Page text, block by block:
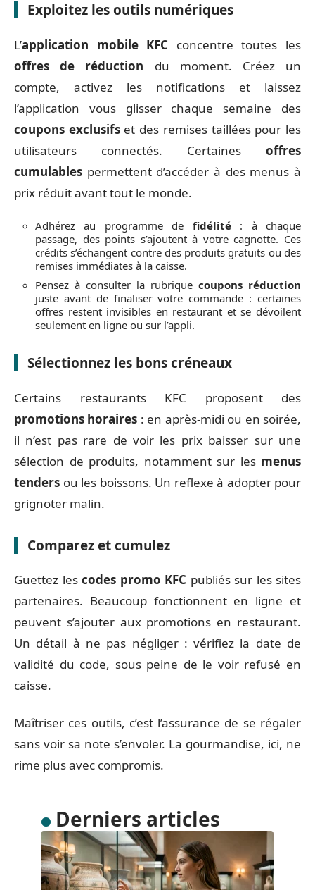
Exploitez les outils numériques
L’application mobile KFC concentre toutes les
offres de réduction du moment. Créez un
compte, activez les notifications et laissez
l’application vous glisser chaque semaine des
coupons exclusifset des remises taillées pour les
utilisateurs connectés. Certaines offres
cumulables permettent d’accéder à des menus à
prix réduit avant tout le monde.
Adhérez au programme de fidélité: à chaque
passage, des points s’ajoutent à votre cagnotte. Ces
crédits s’échangent contre des produits gratuits ou des
remises immédiates à la caisse.
Pensez à consulter la rubrique coupons réduction
juste avant de finaliser votre commande : certaines
offres restent invisibles en restaurant et se dévoilent
seulement en ligne ou sur l’appli.
Sélectionnez les bons créneaux
Certains restaurants KFC proposent des
promotions horaires : en après-midi ou en soirée,
il n’est pas rare de voir les prix baisser sur une
sélection de produits, notamment sur les menus
tenders ou les boissons. Un reflexe à adopter pour
grignoter malin.
Comparez et cumulez
Guettez les codes promo KFC publiés sur les sites
partenaires. Beaucoup fonctionnent en ligne et
peuvent s’ajouter aux promotions en restaurant.
Un détail à ne pas négliger : vérifiez la date de
validité du code, sous peine de le voir refusé en
caisse.
Maîtriser ces outils, c’est l’assurance de se régaler
sans voir sa note s’envoler. La gourmandise, ici, ne
rime plus avec compromis.
Derniers articles